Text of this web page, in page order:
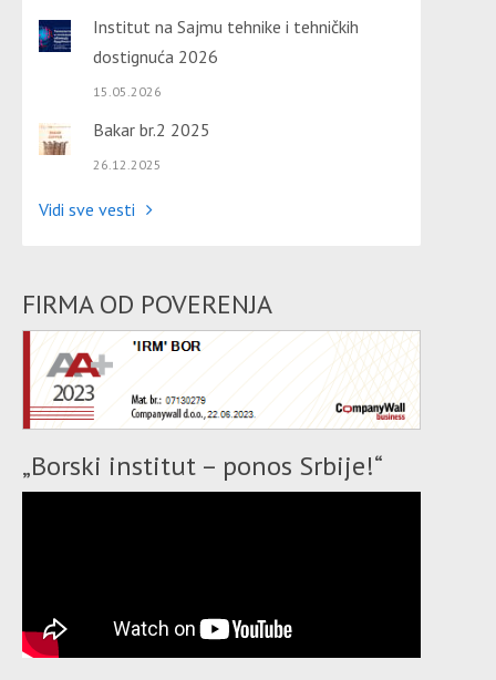
Institut na Sajmu tehnike i tehničkih
dostignuća 2026
15.05.2026
Bakar br.2 2025
26.12.2025
Vidi sve vesti
FIRMA OD POVERENJA
„Borski institut – ponos Srbije!“